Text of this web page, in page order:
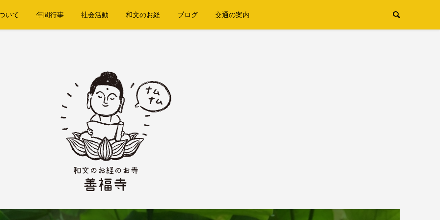
いて 年間行事 社会活動 和文のお経 ブログ 交通の案内